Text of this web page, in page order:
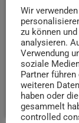
August
Linien 1, 11
Spirostraße,
Haltestellen in
Autofahrer ist
die Umleitung
today 19. AUGUST
Wir
zu können
analysieren.
Verwendung
soziale
Partner
weiteren
haben oder
gesammelt
controlled